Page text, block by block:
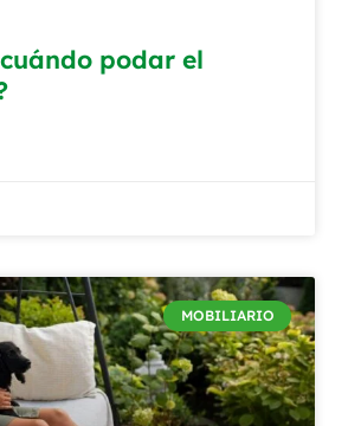
podar el
MOBILIARIO